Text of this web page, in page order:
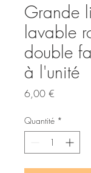
Grande
lavable
double
à l'unité
6,00 €
Quantité *